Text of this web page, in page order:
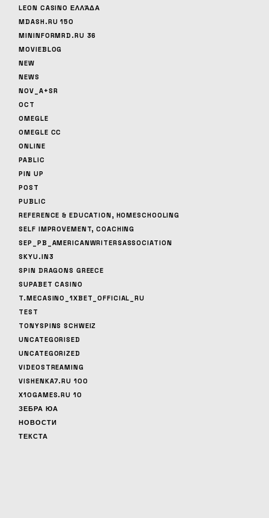
LEON CASINO ΕΛΛΆΔΑ
MDASH.RU 150
MININFORMRD.RU 36
MOVIEBLOG
NEW
NEWS
NOV_A+SR
OCT
OMEGLE
OMEGLE CC
ONLINE
PABLIC
PIN UP
POST
PUBLIC
REFERENCE & EDUCATION, HOMESCHOOLING
SELF IMPROVEMENT, COACHING
SEP_PB_AMERICANWRITERSASSOCIATION
SKYU.IN3
SPIN DRAGONS GREECE
SUPABET CASINO
T.MECASINO_1XBET_OFFICIAL_RU
TEST
TONYSPINS SCHWEIZ
UNCATEGORISED
UNCATEGORIZED
VIDEOSTREAMING
VISHENKA7.RU 100
X10GAMES.RU 10
ЗЕБРА ЮА
НОВОСТИ
ТЕКСТА